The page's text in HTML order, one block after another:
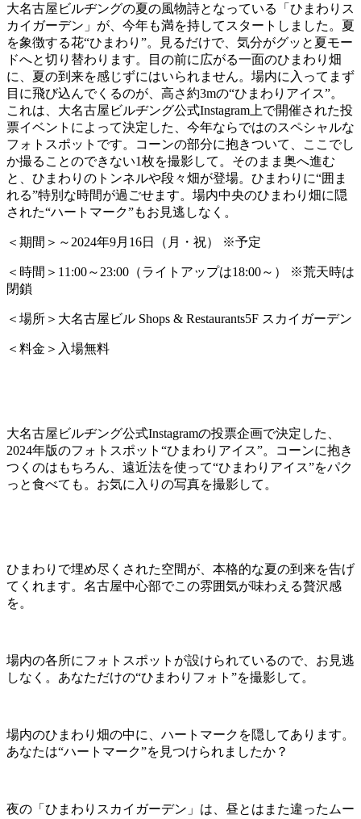
大名古屋ビルヂングの夏の風物詩となっている「ひまわりス
カイガーデン」が、今年も満を持してスタートしました。夏
を象徴する花“ひまわり”。見るだけで、気分がグッと夏モー
ドへと切り替わります。目の前に広がる一面のひまわり畑
に、夏の到来を感じずにはいられません。場内に入ってまず
目に飛び込んでくるのが、高さ約3mの“ひまわりアイス”。
これは、大名古屋ビルヂング公式Instagram上で開催された投
票イベントによって決定した、今年ならではのスペシャルな
フォトスポットです。コーンの部分に抱きついて、ここでし
か撮ることのできない1枚を撮影して。そのまま奥へ進む
と、ひまわりのトンネルや段々畑が登場。ひまわりに“囲ま
れる”特別な時間が過ごせます。場内中央のひまわり畑に隠
された“ハートマーク”もお見逃しなく。
＜期間＞～ 2024年9月 16日（月・祝） ※予定
＜時間＞ 11:00～ 23:00 （ライトアップは18:00～） ※荒天時は
閉鎖
＜場所＞大名古屋ビル Shops & Restaurants5F スカイガーデン
＜料金＞入場無料
大名古屋ビルヂング公式Instagramの投票企画で決定した、
2024年版のフォトスポット“ひまわりアイス”。コーンに抱き
つくのはもちろん、遠近法を使って“ひまわりアイス”をパク
っと食べても。お気に入りの写真を撮影して。
ひまわりで埋め尽くされた空間が、本格的な夏の到来を告げ
てくれます。名古屋中心部でこの雰囲気が味わえる贅沢感
を。
場内の各所にフォトスポットが設けられているので、お見逃
しなく。あなただけの“ひまわりフォト”を撮影して。
場内のひまわり畑の中に、ハートマークを隠してあります。
あなたは“ハートマーク”を見つけられましたか？
夜の「ひまわりスカイガーデン」は、昼とはまた違ったムー